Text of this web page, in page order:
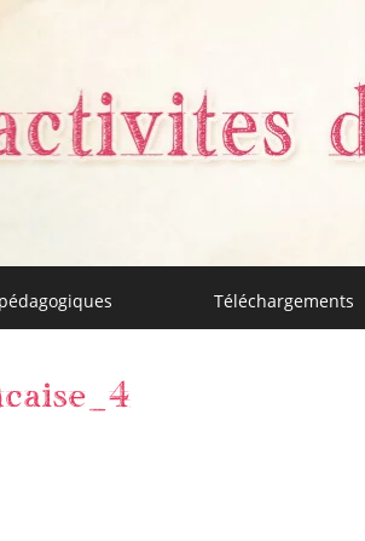
Téléchargements